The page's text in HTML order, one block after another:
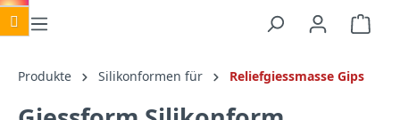
Produkte Silikonformen für Reliefgiessmasse Gips